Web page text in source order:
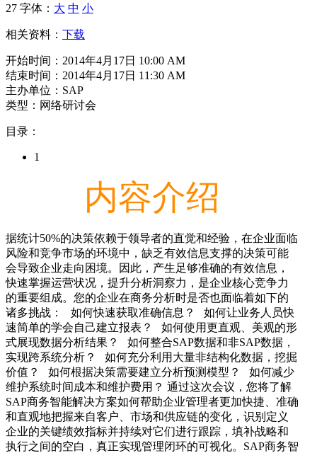
27 字体： 大 中 小
相关资料： 下载
开始时间：2014年4月17日 10:00 AM
结束时间：2014年4月17日 11:30 AM
主办单位：SAP
类型：网络研讨会
目录：
1
内容介绍
据统计50%的决策依赖于领导者的直觉和经验，在企业面临
风险和竞争市场的环境中，缺乏有效信息支撑的决策可能
会导致企业走向困境。因此，产生足够准确的有效信息，
快速掌握运营状况，提升分析洞察力，是企业核心竞争力
的重要组成。您的企业在商务分析时是否也面临着如下的
诸多挑战： 如何快速获取准确信息？ 如何让业务人员快
速简单的学会自己建立报表？ 如何使用更直观、美观的形
式展现数据分析结果？ 如何整合SAP数据和非SAP数据，
实现跨系统分析？ 如何充分利用大量非结构化数据，挖掘
价值？ 如何根据决策需要建立分析预测模型？ 如何减少
维护系统时间成本和维护费用？ 通过这次会议，您将了解
SAP商务智能解决方案如何帮助企业管理者更加快捷、准确
和直观地把握来自客户、市场和供应链的变化，识别定义
企业的关键绩效指标并持续对它们进行跟踪，填补战略和
执行之间的空白，真正实现管理闭环的可视化。SAP商务智